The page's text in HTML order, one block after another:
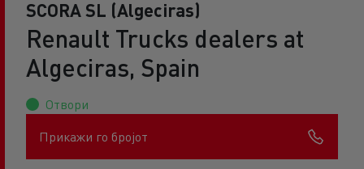
SCORA SL (Algeciras)
Renault Trucks dealers at
Algeciras, Spain
Отвори
Прикажи го бројот